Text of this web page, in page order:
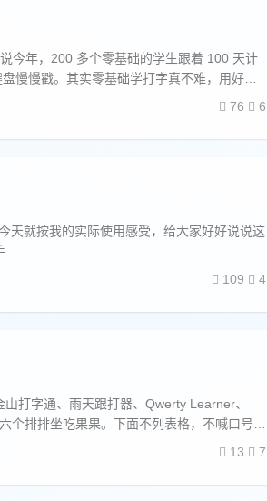
今年，200 多个零基础的学生跟着 100 天计
慢慢戳。其实零基础学打字真不难，用好哪
76 6
天就按我的实际使用感受，给大家好好说说这
109 4
打字通、雨天跟打器、Qwerty Learner、
排排坐吃果果。下面不列表格，不喊口号，
13 7